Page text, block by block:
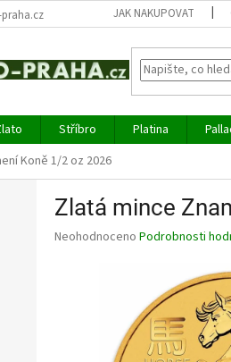
JAK NAKUPOVAT
Stříbro Platina
Koně 1/2 oz 2026
Zlatá mince
Průměrné
Neohodnoceno Podrobnosti